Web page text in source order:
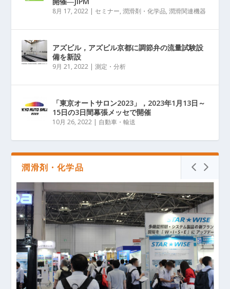
8月 17, 2022 | セミナー,潤滑剤・化学品,潤滑関連機器
アズビル，アズビル京都に調節弁の流量試験設
備を新設
9月 21, 2022 |測定・分析
「東京オートサロン2023」，2023年1月13日～
15日の3日間幕張メッセで開催
10月 26, 2022 | 自動車・輸送
潤滑剤・化学品